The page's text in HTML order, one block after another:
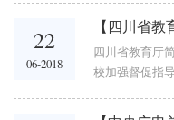
招生
22
06-2018
四川省教育厅
校加强督促指